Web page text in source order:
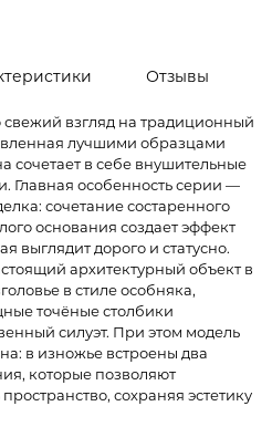
Отзывы
взгляд на традиционный
лучшими образцами
сочетает в себе внушительные
Главная особенность серии —
сочетание состаренного
основания создает эффект
выглядит дорого и статусно.
архитектурный объект в
в стиле особняка,
точёные столбики
силуэт. При этом модель
в изножье встроены два
которые позволяют
сохраняя эстетику